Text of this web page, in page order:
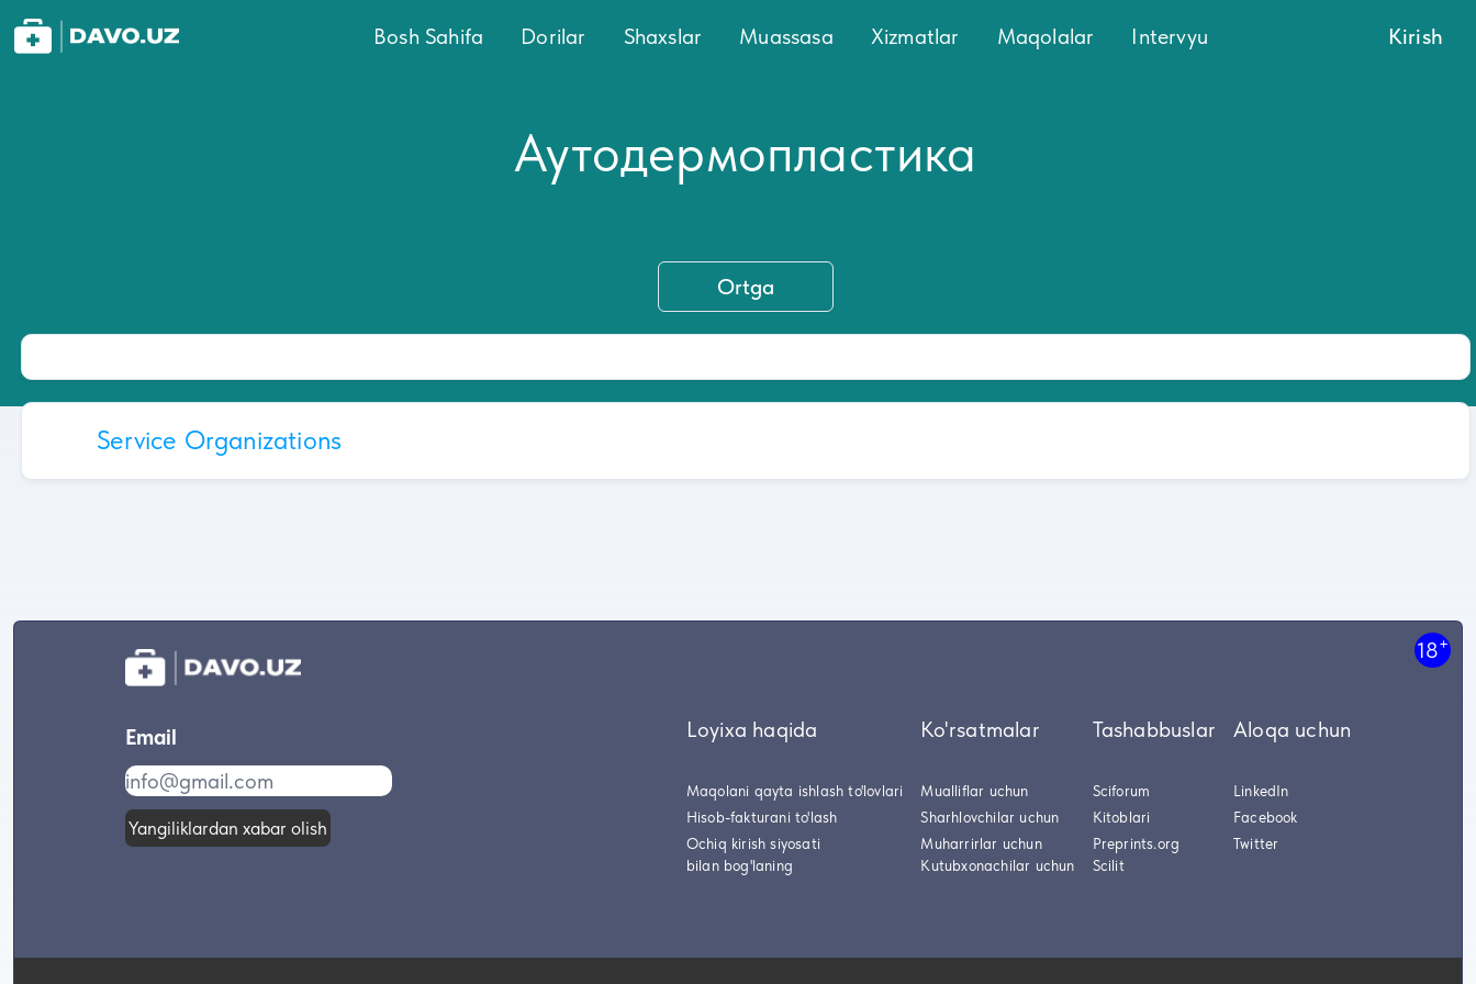
Bosh Sahifa Dorilar Shaxslar Muassasa Xizmatlar Maqolalar Intervyu Kirish
Аутодермопластика
Ortga
Service Organizations
18+
Email
Yangiliklardan xabar olish
Loyixa haqida
Maqolani qayta ishlash to'lovlari
Hisob-fakturani to'lash
Ochiq kirish siyosati
bilan bog'laning
Ko'rsatmalar
Mualliflar uchun
Sharhlovchilar uchun
Muharrirlar uchun
Kutubxonachilar uchun
Tashabbuslar
Sciforum
Kitoblari
Preprints.org
Scilit
Aloqa uchun
LinkedIn
Facebook
Twitter